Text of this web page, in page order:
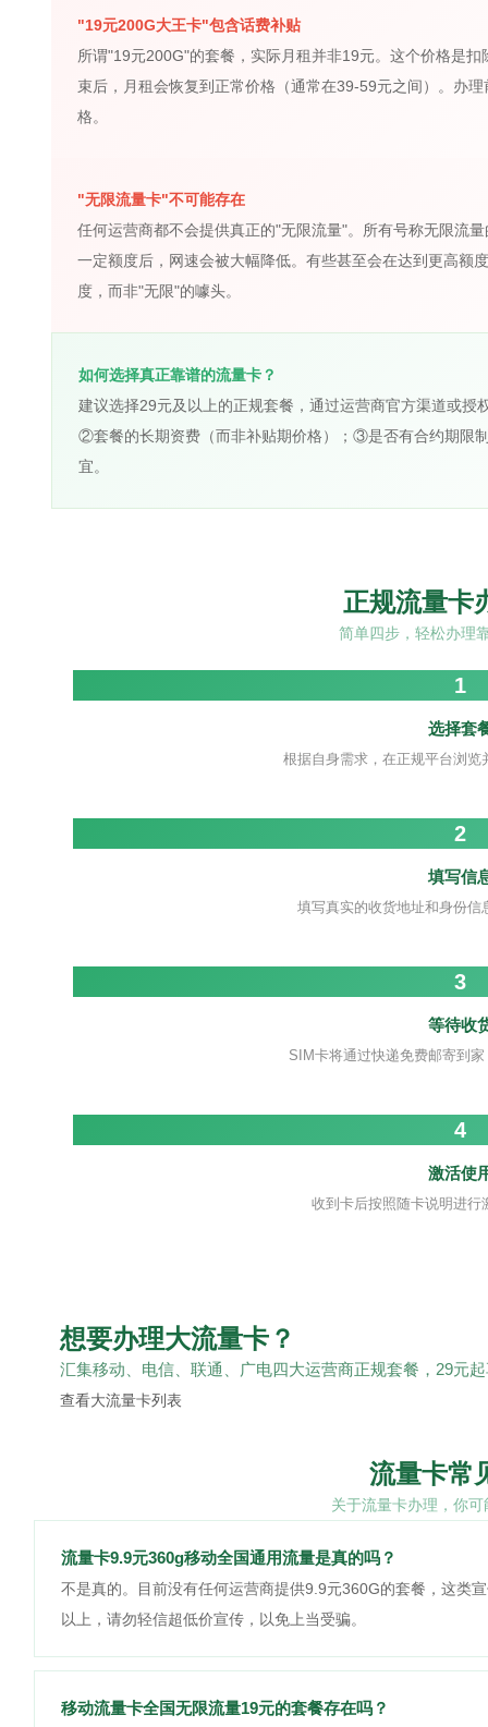
"19元200G大王卡"包含话费补贴
所谓"19元200G"的套餐，实际月租并非19元。这个价格是
束后，月租会恢复到正常价格（通常在39-59元之间）。办
格。
"无限流量卡"不可能存在
任何运营商都不会提供真正的"无限流量"。所有号称无限流
一定额度后，网速会被大幅降低。有些甚至会在达到更高额
度，而非"无限"的噱头。
如何选择真正靠谱的流量卡？
建议选择29元及以上的正规套餐，通过运营商官方渠道或
②套餐的长期资费（而非补贴期价格）；③是否有合约期限
宜。
正规流量卡
简单四步，轻松办理
1
选择套
根据自身需求，在正规平台浏览
2
填写信
填写真实的收货地址和身份信
3
等待收
SIM卡将通过快递免费邮寄到
4
激活使
收到卡后按照随卡说明进行
想要办理大流量卡？
汇集移动、电信、联通、广电四大运营商正规套餐，29元
查看大流量卡列表
流量卡常
关于流量卡办理，你
流量卡9.9元360g移动全国通用流量是真的吗？
不是真的。目前没有任何运营商提供9.9元360G的套餐，这类
以上，请勿轻信超低价宣传，以免上当受骗。
移动流量卡全国无限流量19元的套餐存在吗？